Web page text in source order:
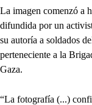
La imagen comenzó a
difundida por un
su autoría a soldados
perteneciente a la
Gaza.
“La fotografía (...)